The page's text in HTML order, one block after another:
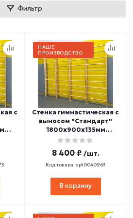
Фильтр
с
НАШЕ
ПРОИЗВОДСТВО
Стенка гимнастическая с
выносом "Стандарт"
1800х900х135мм
(боковины из массива
перекладины, в
деталях) СТП-18
8 400 ₽ /шт.
Код товара: spt0040963
В корзину